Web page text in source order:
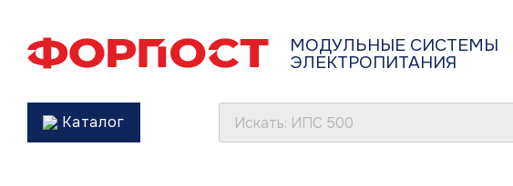
МОДУЛЬНЫЕ СИСТЕМЫ
ЭЛЕКТРОПИТАНИЯ
Каталог